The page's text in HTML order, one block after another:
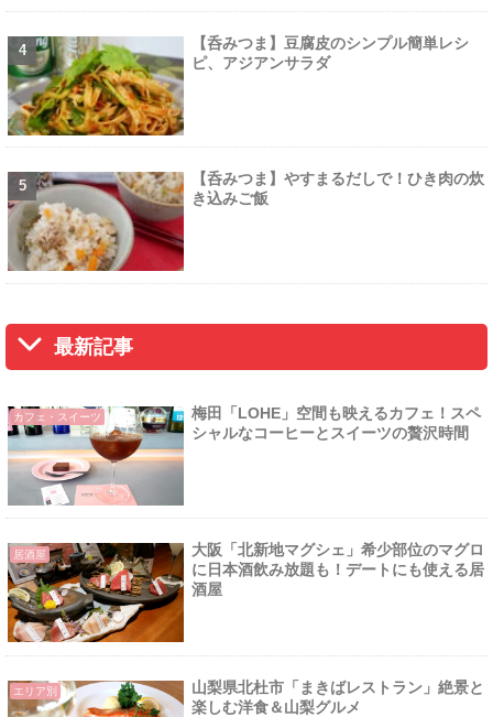
【呑みつま】豆腐皮のシンプル簡単レシ
ピ、アジアンサラダ
【呑みつま】やすまるだしで！ひき肉の炊
き込みご飯
最新記事
カフェ・スイーツ
梅田「LOHE」空間も映えるカフェ！スペ
シャルなコーヒーとスイーツの贅沢時間
居酒屋
大阪「北新地マグシェ」希少部位のマグロ
に日本酒飲み放題も！デートにも使える居
酒屋
エリア別
山梨県北杜市「まきばレストラン」絶景と
楽しむ洋食＆山梨グルメ